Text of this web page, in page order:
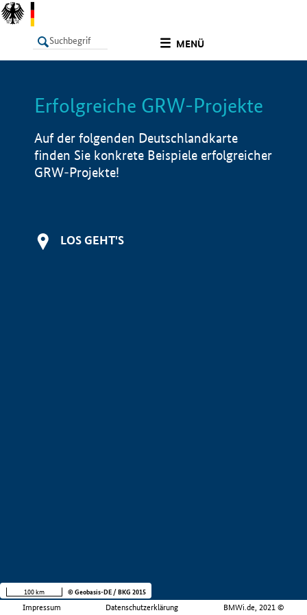
MENÜ
LISTE Info
Erfolgreiche GRW-Projekte
Auf der folgenden Deutschlandkarte
finden Sie konkrete Beispiele erfolgreicher
GRW-Projekte!
LOS GEHT'S
Impressum Datenschutzerklärung BMWi.de, 2021 ©
100 km © Geobasis-DE / BKG 2015